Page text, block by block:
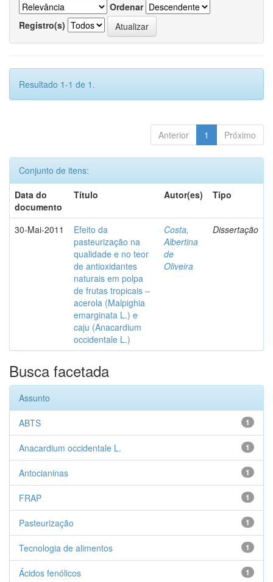
Ordenar
Registro(s)
Resultado 1-1 de 1.
Anterior 1 Próximo
Conjunto de itens:
Data do
documento
Título Autor(es) Tipo
30-Mai-2011
Efeito da
pasteurização na
qualidade e no teor
de antioxidantes
naturais em polpa
de frutas tropicais –
acerola (Malpighia
emarginata L.) e
caju (Anacardium
occidentale L.)
Costa,
Albertina
de
Oliveira
Dissertação
Busca facetada
Assunto
1
ABTS
1
Anacardium occidentale L.
1
Antocianinas
1
FRAP
1
Pasteurização
1
Tecnologia de alimentos
1
Ácidos fenólicos